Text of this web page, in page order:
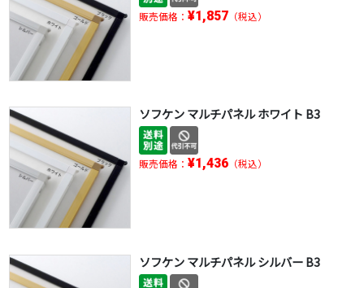
販売価格： ¥1,857（税込）
ソフケン マルチパネル ホワイト B3
販売価格： ¥1,436（税込）
ソフケン マルチパネル シルバー B3